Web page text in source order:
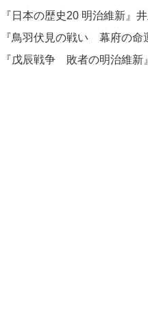
『日本の歴史20 明治維新』
『鳥羽伏見の戦い 幕府の
『戊辰戦争 敗者の明治維